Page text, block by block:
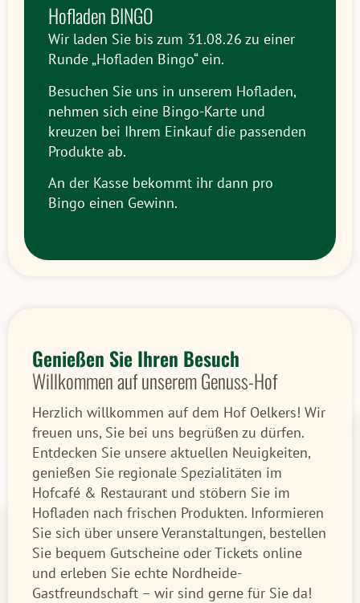
Hofladen BINGO
Wir laden Sie bis zum 31.08.26 zu einer
Runde „Hofladen Bingo“ ein.
Besuchen Sie uns in unserem Hofladen,
nehmen sich eine Bingo-Karte und
kreuzen bei Ihrem Einkauf die passenden
Produkte ab.
An der Kasse bekommt ihr dann pro
Bingo einen Gewinn.
Genießen Sie Ihren Besuch
Willkommen auf unserem Genuss-Hof
Herzlich willkommen auf dem Hof Oelkers! Wir
freuen uns, Sie bei uns begrüßen zu dürfen.
Entdecken Sie unsere aktuellen Neuigkeiten,
genießen Sie regionale Spezialitäten im
Hofcafé & Restaurant und stöbern Sie im
Hofladen nach frischen Produkten. Informieren
Sie sich über unsere Veranstaltungen, bestellen
Sie bequem Gutscheine oder Tickets online
und erleben Sie echte Nordheide-
Gastfreundschaft – wir sind gerne für Sie da!